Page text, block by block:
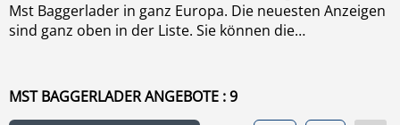
Mst Baggerlader in ganz Europa. Die neuesten Anzeigen
sind ganz oben in der Liste. Sie können die
ordnen. Um gebrauchteBaggerlader
MST BAGGERLADER ANGEBOTE : 9